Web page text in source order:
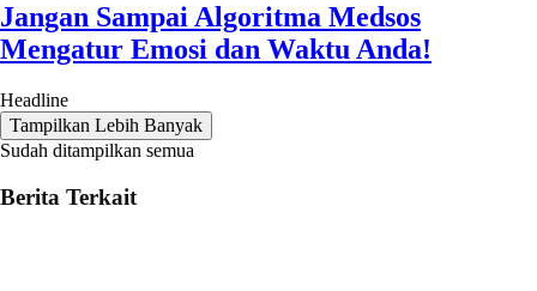
Jangan Sampai Algoritma Medsos
Mengatur Emosi dan Waktu Anda!
Headline
Tampilkan Lebih Banyak
Sudah ditampilkan semua
Berita Terkait